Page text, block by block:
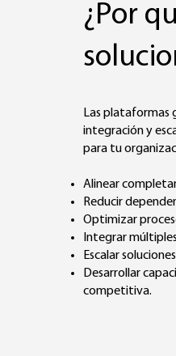
¿Por
Las plataformas
integración y
para tu
Alinear
Reducir
Optimizar
Integrar
Escalar
Desarrollar
competitiva.